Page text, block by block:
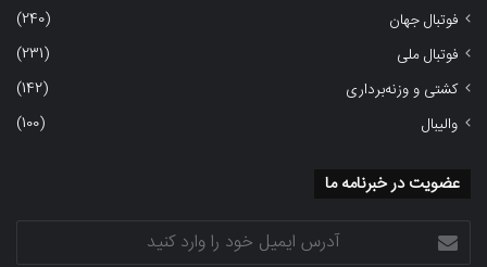
فوتبال جهان
(240)
فوتبال ملی
(231)
کشتی و وزنه‌برداری
(142)
والیبال
(100)
عضویت در خبرنامه ما
آدرس
ایمیل